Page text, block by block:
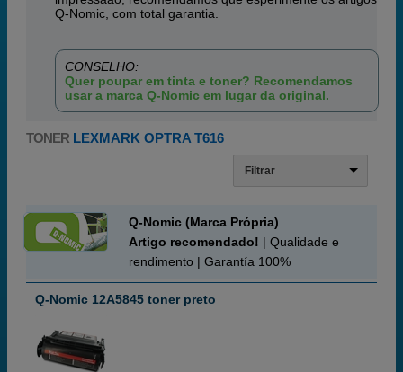
Q-Nomic, com total garantia.
CONSELHO:
Quer poupar em tinta e toner? Recomendamos
usar a marca Q-Nomic em lugar da original.
TONER LEXMARK OPTRA T616
Filtrar
Q-Nomic (Marca Própria)
Artigo recomendado! | Qualidade e
rendimento | Garantía 100%
Q-Nomic 12A5845 toner preto